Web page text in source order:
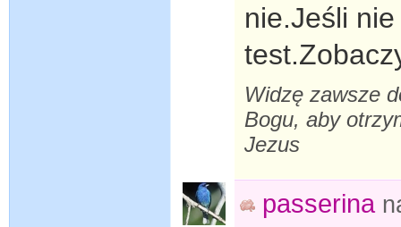
nie.Jeśli
Widzę zawsze
Bogu, aby
Jezus
passerina